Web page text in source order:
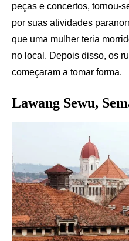
peças e concertos, tornou-
por suas atividades
que uma mulher teria
no local. Depois disso, os
começaram a tomar forma.
Lawang Sewu,